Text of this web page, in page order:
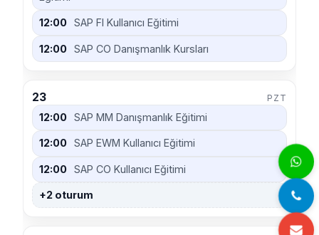
12:00 SAP FI Kullanıcı Eğitimi
12:00 SAP CO Danışmanlık Kursları
23 PZT
12:00 SAP MM Danışmanlık Eğitimi
12:00 SAP EWM Kullanıcı Eğitimi
12:00 SAP CO Kullanıcı Eğitimi
+2 oturum